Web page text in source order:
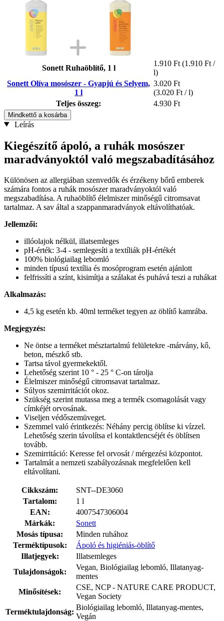
Sonett Ruhaöblítő, 1 l
1.910 Ft (1.910 Ft /
l)
Sonett Olíva mosószer - Gyapjú és Selyem,
1 l
3.020 Ft
(3.020 Ft / l)
Teljes összeg:
4.930 Ft
Mindkettő a kosárba
Leírás
Kiegészítő ápoló, a ruhák mosószer
maradványoktól való megszabadításához
Különösen az allergiában szenvedők és érzékeny bőrű emberek
számára fontos a ruhák mosószer maradványoktól való
megszabadítása. A ruhaöblítő élelmiszer minőségű citromsavat
tartalmaz. A sav által a szappanmaradványok eltávolíthatóak.
Jellemzői:
illóolajok nélkül, illatsemleges
pH-érték: 3-4 - semlegesíti a textíliák pH-értékét
100% biológiailag lebomló
minden típusú textília és mosóprogram esetén ajánlott
felfrissíti a színt, kisimítja a szálakat és puhává teszi a ruhákat
Alkalmazás:
4,5 kg esetén kb. 40ml terméket tegyen az öblítő kamrába.
Megjegyzés:
Ne öntse a terméket mésztartalmú felületekre -márvány, kő,
beton, mészkő stb.
Tartsa távol gyermekektől.
Lehetőség szerint 10 ° - 25 ° C-on tárolja
Élelmiszer minőségű citromsavat tartalmaz.
Súlyos szemirritációt okoz.
Szükség szerint mutassa meg a termék csomagolását vagy
címkéjét orvosának.
Viseljen védőszemüveget.
Szemmel való érintkezés: Néhány percig öblítse ki vízzel.
Lehetőség szerin távolítsa el kontaktlencséjét és öblítsen
tovább.
Szemirritáció: Keresse fel orvosát / mérgezési központot.
Tartalmát a nemzeti szabályozásnak megfelelően kell
eltávolítani.
Cikkszám:
SNT--DE3060
Tartalom:
1 l
EAN:
4007547306004
Márkák:
Sonett
Mosás típusa:
Minden ruhához
Terméktípusok:
Ápoló és higiéniás-öblítő
Illatjegyek:
Illatsemleges
Tulajdonságok:
Vegan, Biológiailag lebomló, Illatanyag-
mentes
Minősítések:
CSE, NCP - NATURE CARE PRODUCT,
Vegan Society
Terméktulajdonság:
Biológiailag lebomló, Illatanyag-mentes,
Vegán